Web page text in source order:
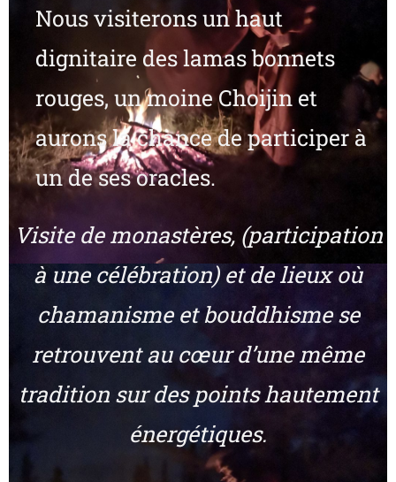
Nous visiterons un haut
dignitaire des lamas bonnets
rouges, un moine Choijin et
aurons la chance de participer à
un de ses oracles.
Visite de monastères, (participation
à une célébration) et de lieux où
chamanisme et bouddhisme se
retrouvent au cœur d’une même
tradition sur des points hautement
énergétiques.